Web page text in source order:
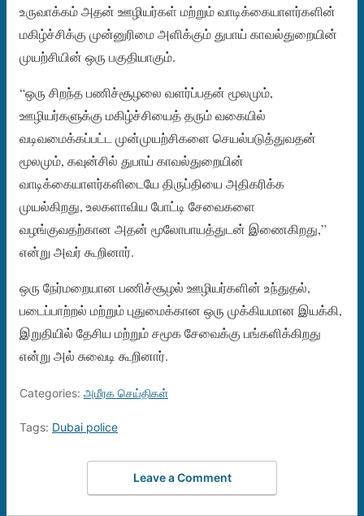
உருவாக்கம் அதன் ஊழியர்கள் மற்றும் வாடிக்கையாளர்களின்
மகிழ்ச்சிக்கு முன்னுரிமை அளிக்கும் துபாய் காவல்துறையின்
முயற்சியின் ஒரு பகுதியாகும்.
“ஒரு சிறந்த பணிச்சூழலை வளர்ப்பதன் மூலமும்,
ஊழியர்களுக்கு மகிழ்ச்சியைத் தரும் வகையில்
வடிவமைக்கப்பட்ட முன்முயற்சிகளை செயல்படுத்துவதன்
மூலமும், கவுன்சில் துபாய் காவல்துறையின்
வாடிக்கையாளர்களிடையே திருப்தியை அதிகரிக்க
முயல்கிறது, உலகளாவிய போட்டி சேவைகளை
வழங்குவதற்கான அதன் மூலோபாயத்துடன் இணைகிறது,”
என்று அவர் கூறினார்.
ஒரு நேர்மறையான பணிச்சூழல் ஊழியர்களின் உந்துதல்,
படைப்பாற்றல் மற்றும் புதுமைக்கான ஒரு முக்கியமான இயக்கி,
இறுதியில் தேசிய மற்றும் சமூக சேவைக்கு பங்களிக்கிறது
என்று அல் சுவைடி கூறினார்.
Categories: அமீரக செய்திகள்
Tags: Dubai police
Leave a Comment